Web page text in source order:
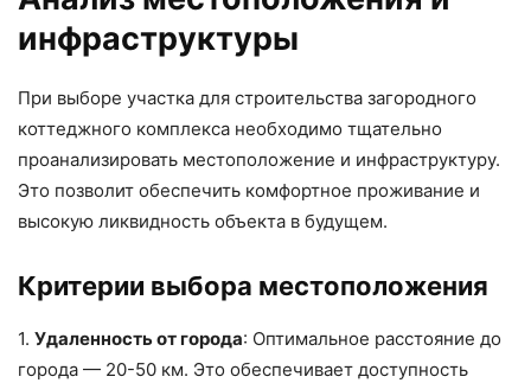
инфраструктуры
При выборе участка для строительства загородного
коттеджного комплекса необходимо тщательно
проанализировать местоположение и инфраструктуру.
Это позволит обеспечить комфортное проживание и
высокую ликвидность объекта в будущем.
Критерии выбора местоположения
1. Удаленность от города: Оптимальное расстояние до
города — 20-50 км. Это обеспечивает доступность